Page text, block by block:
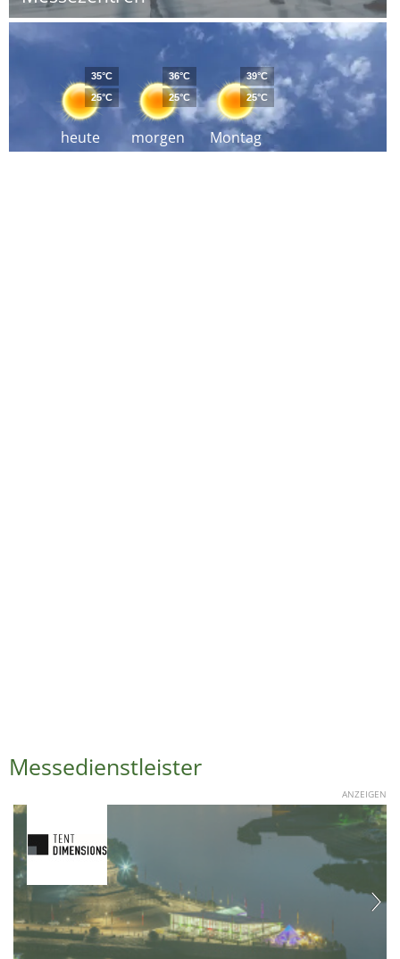
heute
35°C
25°C
morgen
36°C
25°C
Montag
39°C
25°C
Messedienstleister
ANZEIGEN